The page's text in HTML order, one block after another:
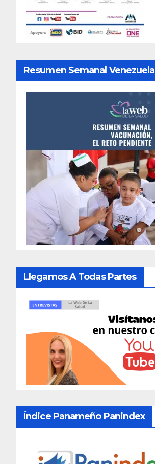
Resumen Semanal Venezuela
Llegamos A Todas Partes
Índice Panameño Panindex